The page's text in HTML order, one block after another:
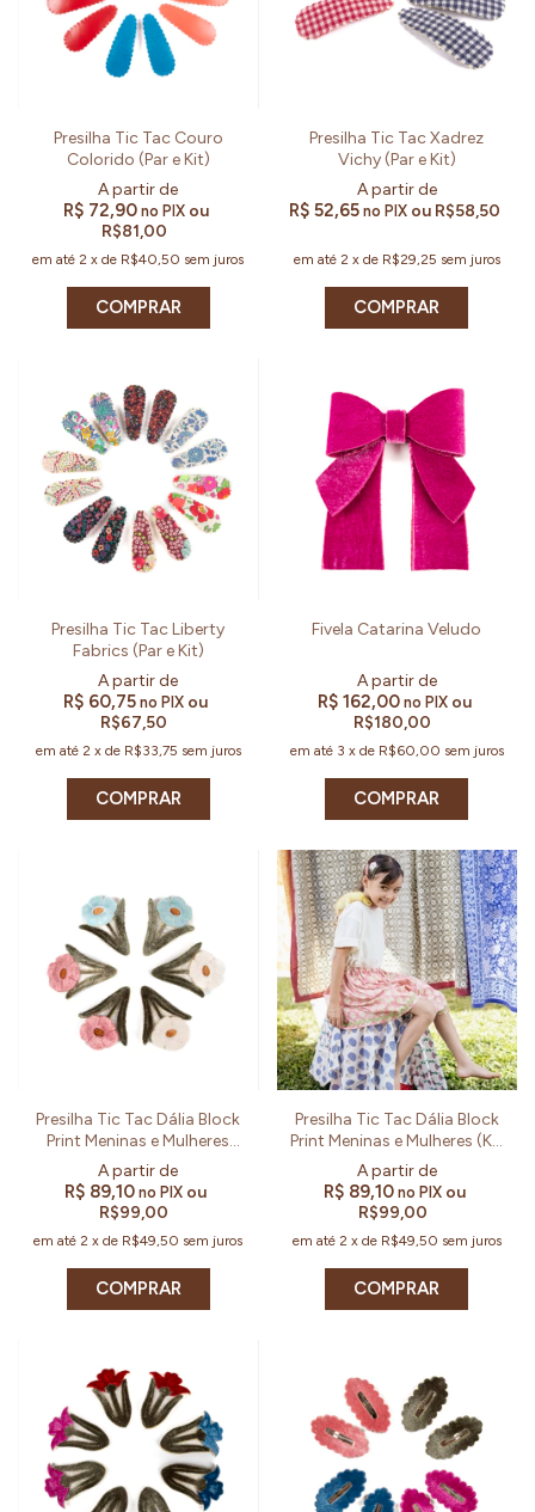
Presilha Tic Tac Couro
Colorido (Par e Kit)
R$ 72,90no PIX ou
R$81,00
em até2 xde R$40,50 sem juros
COMPRAR
Presilha Tic Tac Xadrez
Vichy (Par e Kit)
R$ 52,65no PIX ou R$58,50
em até 2 x de R$29,25 sem juros
COMPRAR
Presilha Tic Tac Liberty
Fabrics (Par e Kit)
R$ 60,75 no PIX ou
R$67,50
em até 2 x de R$33,75 sem juros
COMPRAR
Fivela Catarina Veludo
R$ 162,00no PIX ou
R$180,00
em até 3 x de R$60,00 sem juros
COMPRAR
Presilha Tic Tac Dália Block
Print Meninas e Mulheres
(Par)
R$ 89,10 no PIX ou
R$99,00
em até2 xde R$49,50 sem juros
COMPRAR
Presilha Tic Tac Dália Block
Print Meninas e Mulheres (Kit
e Par)
R$ 89,10no PIX ou
R$99,00
em até 2 x de R$49,50 sem juros
COMPRAR